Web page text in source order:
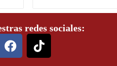
redes sociales: